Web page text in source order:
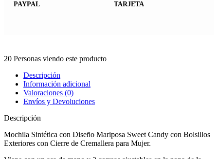
PAYPAL TARJETA
20 Personas viendo este producto
Descripción
Información adicional
Valoraciones (0)
Envíos y Devoluciones
Descripción
Mochila Sintética con Diseño Mariposa Sweet Candy con Bolsillos
Exteriores con Cierre de Cremallera para Mujer.